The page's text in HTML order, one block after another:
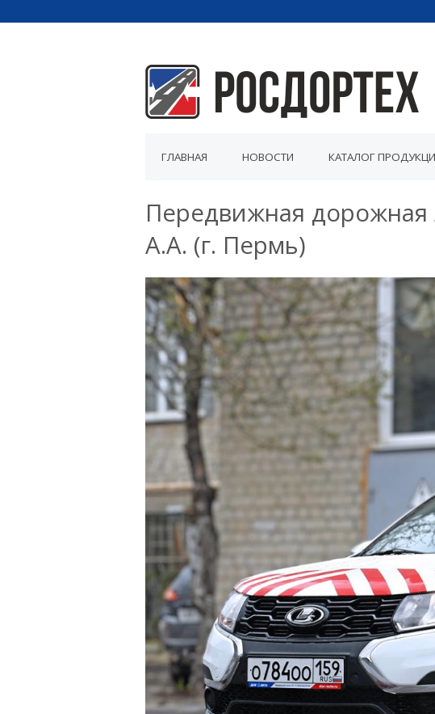
ГЛАВНАЯ НОВОСТИ КАТАЛОГ
Передвижная
А.А. (г. Пермь)